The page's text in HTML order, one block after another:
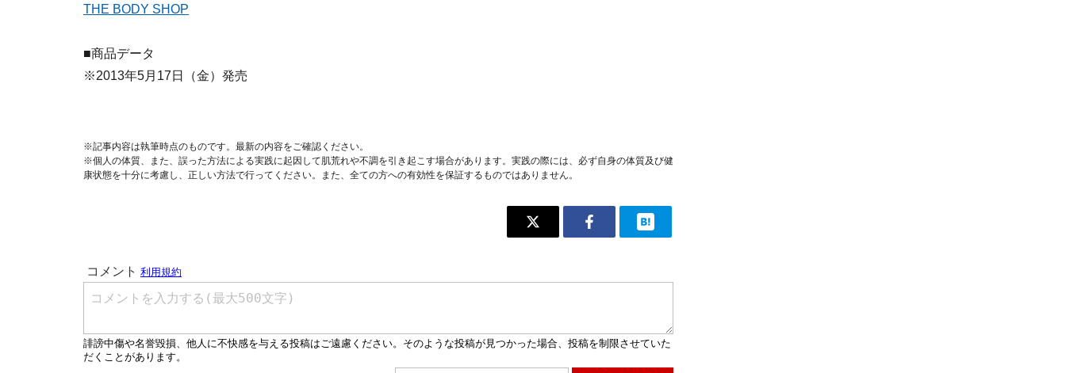
THE BODY SHOP
■商品データ
※2013年5月17日（金）発売
※記事内容は執筆時点のものです。最新の内容をご確認ください。
※個人の体質、また、誤った方法による実践に起因して肌荒れや不調を引き起こす場合があります。実践の際には、必ず自身の体質及び健
康状態を十分に考慮し、正しい方法で行ってください。また、全ての方への有効性を保証するものではありません。